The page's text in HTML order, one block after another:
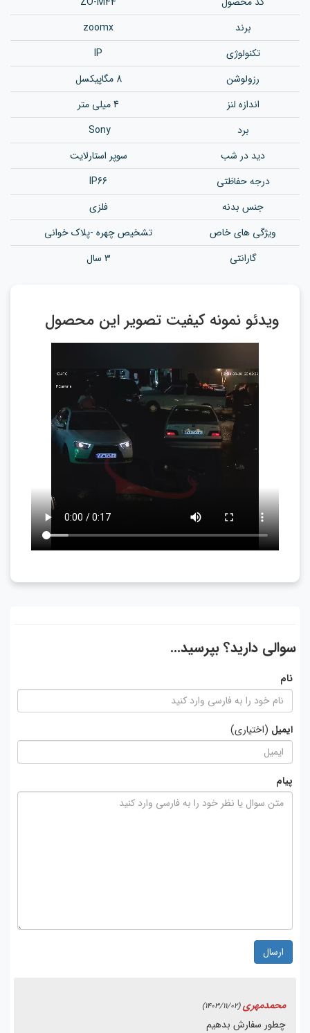
برند
zoomx
تکنولوژی
IP
رزولوشن‌
8 مگاپیکسل
اندازه لنز
4 میلی متر
برد
Sony
دید در شب
سوپر استارلایت
درجه حفاظتی
IP66
جنس بدنه
فلزی
ویژگی های خاص
تشخیص چهره -پلاک خوانی
گارانتی
3 سال
ویدئو نمونه کیفیت تصویر این محصول
سوالی دارید؟ بپرسید...
نام
ایمیل (اختیاری)
پیام
ارسال
محمدمهری (1403/11/02)
چطور سفارش بدهیم